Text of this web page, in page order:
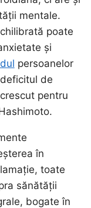
mentale.
poate
și
persoanelor
de
pentru
în
toate
sănătății
bogate în